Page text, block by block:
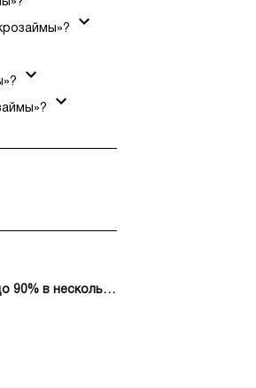
90% в несколько